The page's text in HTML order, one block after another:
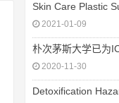
Skin Care Plastic
2021-01-09
朴次茅斯大学已为
2020-11-30
Detoxification